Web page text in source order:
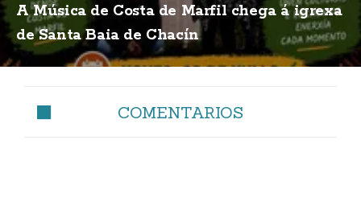
A Música de Costa de Marfil chega á igrexa
de Santa Baia de Chacín
COMENTARIOS